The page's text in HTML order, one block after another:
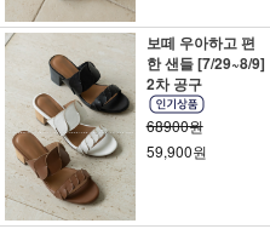
보떼 우아하고 편
한 샌들 [7/29~8/9]
2차 공구
68900원
59,900원